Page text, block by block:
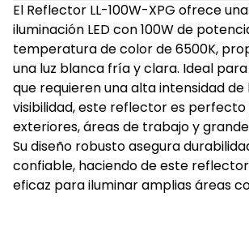
El Reflector LL-100W-XPG ofrece
iluminación LED con 100W de
temperatura de color de 6500K,
una luz blanca fría y clara. Ideal
que requieren una alta intensidad
visibilidad, este reflector es
exteriores, áreas de trabajo y
Su diseño robusto asegura
confiable, haciendo de este
eficaz para iluminar amplias áreas